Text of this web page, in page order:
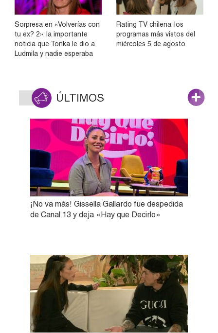
Sorpresa en «Volverías con
tu ex? 2»: la importante
noticia que Tonka le dio a
Ludmila y nadie esperaba
Rating TV chilena: los
programas más vistos del
miércoles 5 de agosto
ÚLTIMOS
¡No va más! Gissella Gallardo fue despedida
de Canal 13 y deja «Hay que Decirlo»